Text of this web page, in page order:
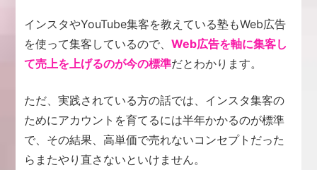
インスタやYouTube集客を教えている塾もWeb広告
を使って集客しているので、Web広告を軸に集客し
て売上を上げるのが今の標準だとわかります。
ただ、実践されている方の話では、インスタ集客の
ためにアカウントを育てるには半年かかるのが標準
で、その結果、高単価で売れないコンセプトだった
らまたやり直さないといけません。